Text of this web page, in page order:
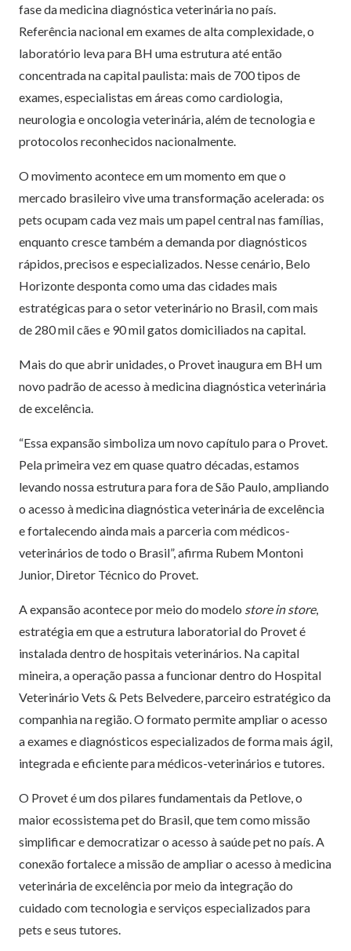
fase da medicina diagnóstica veterinária no país.
Referência nacional em exames de alta complexidade, o
laboratório leva para BH uma estrutura até então
concentrada na capital paulista: mais de 700 tipos de
exames, especialistas em áreas como cardiologia,
neurologia e oncologia veterinária, além de tecnologia e
protocolos reconhecidos nacionalmente.
O movimento acontece em um momento em que o
mercado brasileiro vive uma transformação acelerada: os
pets ocupam cada vez mais um papel central nas famílias,
enquanto cresce também a demanda por diagnósticos
rápidos, precisos e especializados. Nesse cenário, Belo
Horizonte desponta como uma das cidades mais
estratégicas para o setor veterinário no Brasil, com mais
de 280 mil cães e 90 mil gatos domiciliados na capital.
Mais do que abrir unidades, o Provet inaugura em BH um
novo padrão de acesso à medicina diagnóstica veterinária
de excelência.
“Essa expansão simboliza um novo capítulo para o Provet.
Pela primeira vez em quase quatro décadas, estamos
levando nossa estrutura para fora de São Paulo, ampliando
o acesso à medicina diagnóstica veterinária de excelência
e fortalecendo ainda mais a parceria com médicos-
veterinários de todo o Brasil”, afirma Rubem Montoni
Junior, Diretor Técnico do Provet.
A expansão acontece por meio do modelo store in store,
estratégia em que a estrutura laboratorial do Provet é
instalada dentro de hospitais veterinários. Na capital
mineira, a operação passa a funcionar dentro do Hospital
Veterinário Vets & Pets Belvedere, parceiro estratégico da
companhia na região. O formato permite ampliar o acesso
a exames e diagnósticos especializados de forma mais ágil,
integrada e eficiente para médicos-veterinários e tutores.
O Provet é um dos pilares fundamentais da Petlove, o
maior ecossistema pet do Brasil, que tem como missão
simplificar e democratizar o acesso à saúde pet no país. A
conexão fortalece a missão de ampliar o acesso à medicina
veterinária de excelência por meio da integração do
cuidado com tecnologia e serviços especializados para
pets e seus tutores.